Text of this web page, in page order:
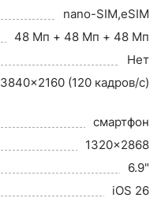
nano-SIM,eSIM
48 Мп + 48 Мп + 48 Мп
Нет
3840x2160 (120 кадров/с)
смартфон
1320x2868
6.9"
iOS 26